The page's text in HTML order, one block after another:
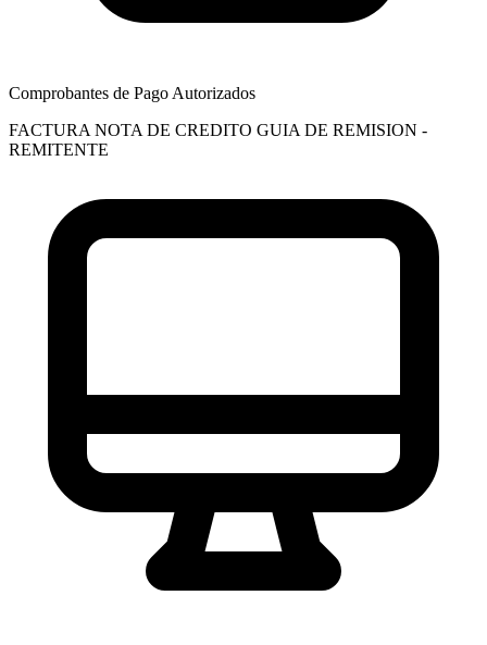
Comprobantes de Pago Autorizados
FACTURA NOTA DE CREDITO GUIA DE REMISION -
REMITENTE